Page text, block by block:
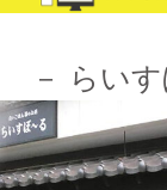
大募集☆≫ 詳しく
2024/3/12
≪テレビで紹介さ
チ nice to people
－ らい